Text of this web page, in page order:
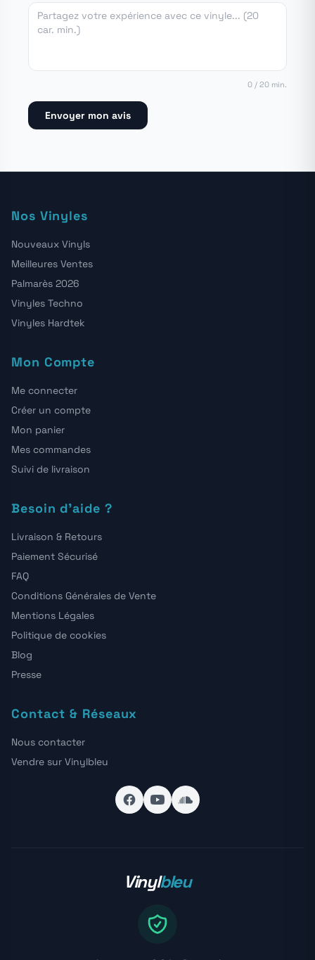
0 / 20 min.
Envoyer mon avis
Nos Vinyles
Nouveaux Vinyls
Meilleures Ventes
Palmarès 2026
Vinyles Techno
Vinyles Hardtek
Mon Compte
Me connecter
Créer un compte
Mon panier
Mes commandes
Suivi de livraison
Besoin d'aide ?
Livraison & Retours
Paiement Sécurisé
FAQ
Conditions Générales de Vente
Mentions Légales
Politique de cookies
Blog
Presse
Contact & Réseaux
Nous contacter
Vendre sur Vinylbleu
Vinylbleu